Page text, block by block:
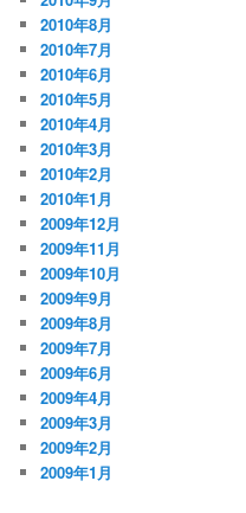
2010年8月
2010年7月
2010年6月
2010年5月
2010年4月
2010年3月
2010年2月
2010年1月
2009年12月
2009年11月
2009年10月
2009年9月
2009年8月
2009年7月
2009年6月
2009年4月
2009年3月
2009年2月
2009年1月